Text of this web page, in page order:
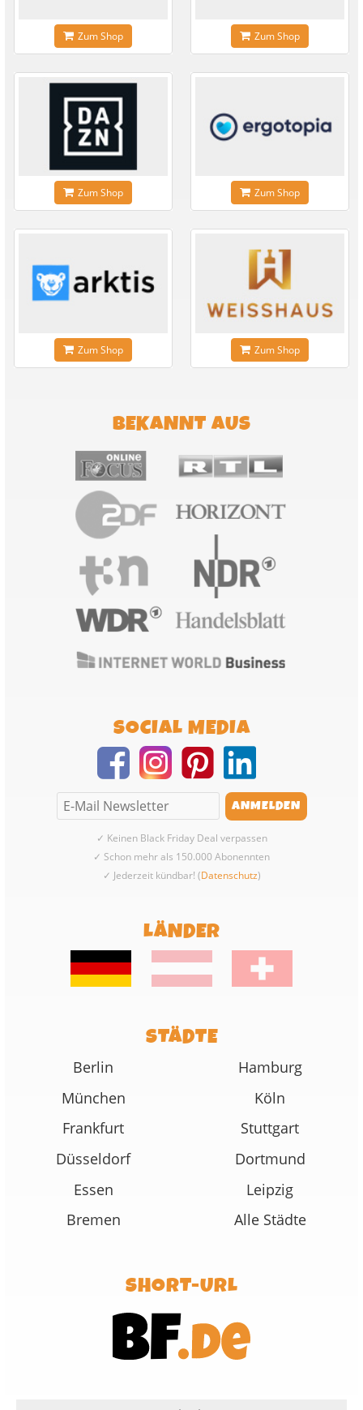
Zum Shop Zum Shop
Zum Shop Zum Shop
Zum Shop Zum Shop
BEKANNT AUS
SOCIAL MEDIA
✓ Keinen Black Friday Deal verpassen
✓ Schon mehr als 150.000 Abonennten
✓ Jederzeit kündbar! (Datenschutz)
LÄNDER
STÄDTE
Berlin
Hamburg
München
Köln
Frankfurt
Stuttgart
Düsseldorf
Dortmund
Essen
Leipzig
Bremen
Alle Städte
SHORT-URL